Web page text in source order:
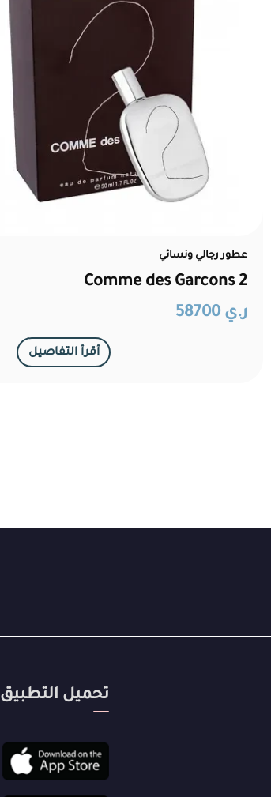
عطور رجالي ونسائي
Comme des Garcons 2
ر.ي 58700
أقرأ التفاصيل
تحميل التطبيق